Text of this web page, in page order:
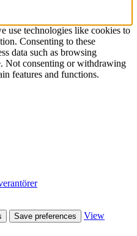
use technologies like cookies to
Consenting to these
data such as browsing
Not consenting or withdrawing
features and functions.
Save preferences
View